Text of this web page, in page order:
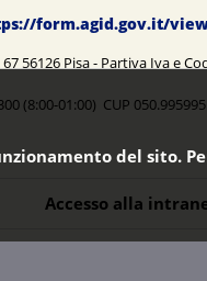
form.agid.gov.it/view/
56126 Pisa - Partiva Iva e
(8:00-01:00) CUP
Accesso alla
del sito.